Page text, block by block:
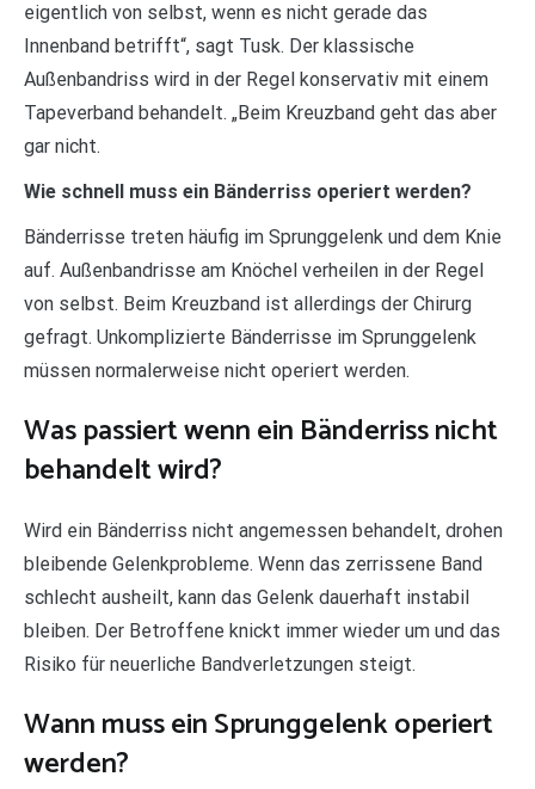
eigentlich von selbst, wenn es nicht gerade das
Innenband betrifft“, sagt Tusk. Der klassische
Außenbandriss wird in der Regel konservativ mit einem
Tapeverband behandelt. „Beim Kreuzband geht das aber
gar nicht.
Wie schnell muss ein Bänderriss operiert werden?
Bänderrisse treten häufig im Sprunggelenk und dem Knie
auf. Außenbandrisse am Knöchel verheilen in der Regel
von selbst. Beim Kreuzband ist allerdings der Chirurg
gefragt. Unkomplizierte Bänderrisse im Sprunggelenk
müssen normalerweise nicht operiert werden.
Was passiert wenn ein Bänderriss nicht
behandelt wird?
Wird ein Bänderriss nicht angemessen behandelt, drohen
bleibende Gelenkprobleme. Wenn das zerrissene Band
schlecht ausheilt, kann das Gelenk dauerhaft instabil
bleiben. Der Betroffene knickt immer wieder um und das
Risiko für neuerliche Bandverletzungen steigt.
Wann muss ein Sprunggelenk operiert
werden?